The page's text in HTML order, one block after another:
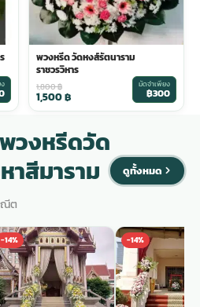
พวงหรีด วัดหงส์รัตนาราม
ราชวรวิหาร
1,800฿
1,500฿
มัดจำเพียง
฿300
วงหรีดวัด
สีมาราม
ณีต
ดูทั้งหมด
-14% -14%